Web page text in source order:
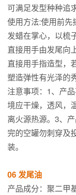
可满足发型种种追
使用方法:使用前
发蜡在掌心，以梳
直接用手由发尾向
直接用手指造型，
塑造弹性有光泽的
注意事项：1、产
境应干燥，透风，
离火源热源。3、
完的空罐勿刺穿及
装。
06 发尾油
产品成分：聚二甲